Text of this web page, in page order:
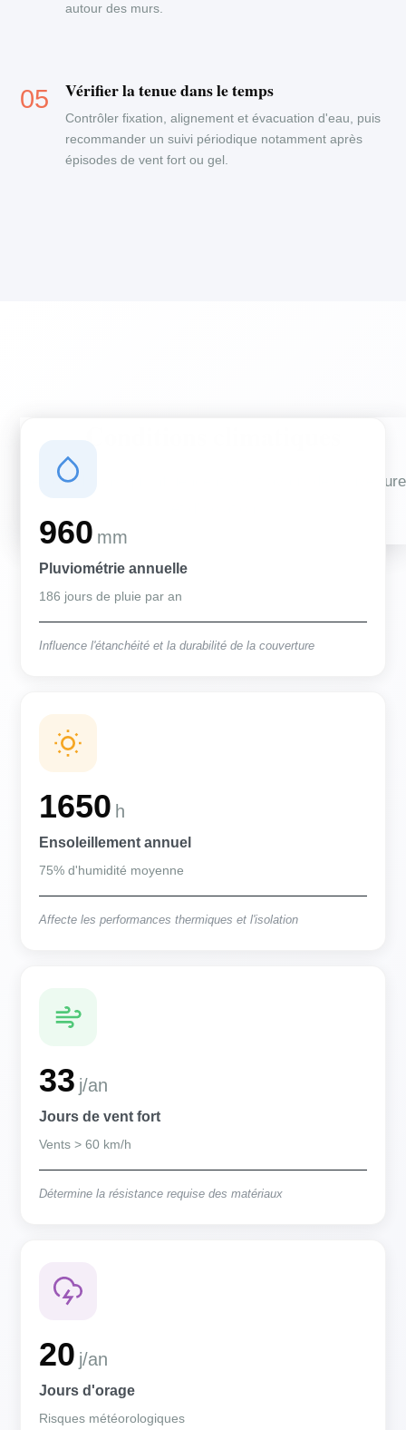
autour des murs.
Vérifier la tenue dans le temps
Contrôler fixation, alignement et évacuation d'eau, puis
recommander un suivi périodique notamment après
épisodes de vent fort ou gel.
Des conditions qui influencent vos travaux de couverture
960 mm
Pluviométrie annuelle
186 jours de pluie par an
Influence l'étanchéité et la durabilité de la couverture
1650 h
Ensoleillement annuel
75% d'humidité moyenne
Affecte les performances thermiques et l'isolation
33 j/an
Jours de vent fort
Vents > 60 km/h
Détermine la résistance requise des matériaux
20 j/an
Jours d'orage
Risques météorologiques